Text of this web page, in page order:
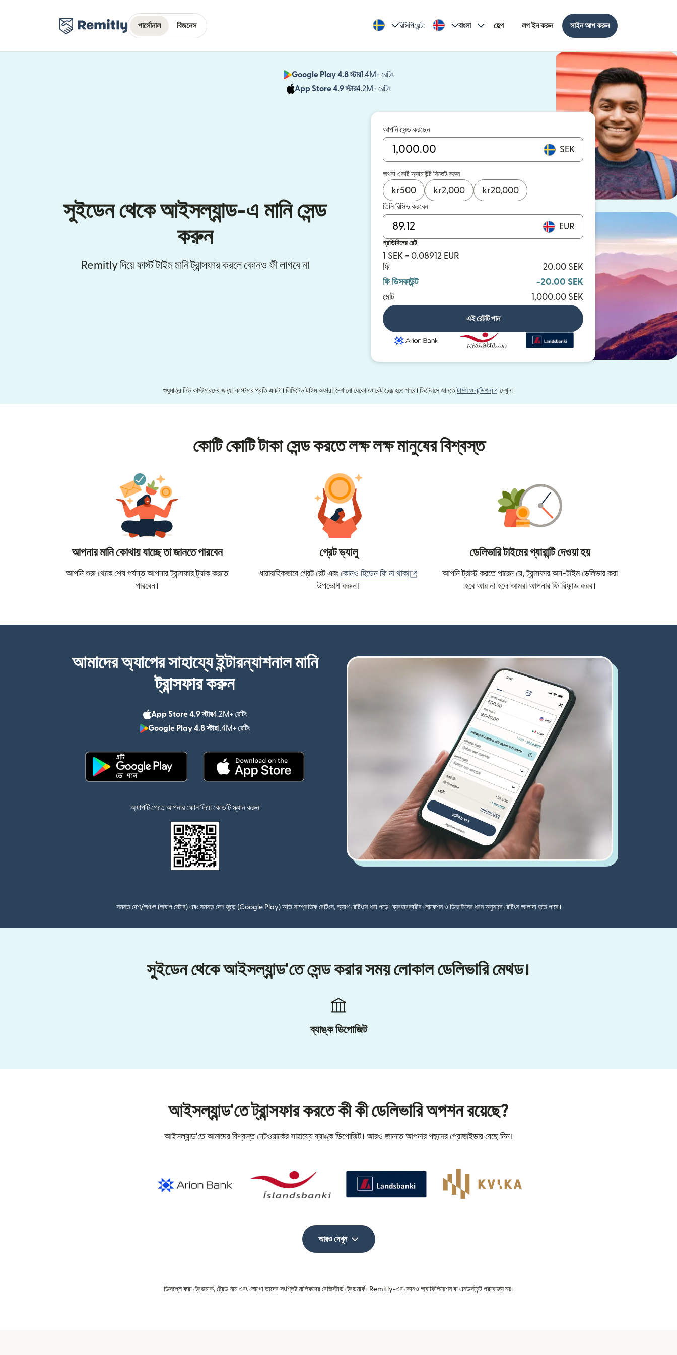
পার্সোনাল বিজনেস রিসিপিয়েন্ট: বাংলা হেল্প লগ ইন করুন সাইন আপ করুন
Google Play 4.8 স্টার1.4M+ রেটিং
App Store 4.9 স্টার4.2M+ রেটিং
সুইডেন থেকে আইসল্যান্ড-এ মানি সেন্ড
করুন
Remitly দিয়ে ফার্স্ট টাইম মানি ট্রান্সফার করলে কোনও ফী লাগবে না
আপনি সেন্ড করছেন
SEK
অথবা একটি অ্যামাউন্ট সিলেক্ট করুন
kr500 kr2,000 kr20,000
তিনি রিসিভ করবেন
EUR
প্রতিদিনের রেট
1 SEK = 0.08912 EUR
ফি
20.00 SEK
ফি ডিসকাউন্ট
-20.00 SEK
মোট
1,000.00 SEK
এই রেটটি পান
এবং আরও
শুধুমাত্র নিউ কাস্টমারদের জন্য। কাস্টমার প্রতি একটা। লিমিটেড টাইম অফার। দেখানো যেকোনও রেট চেঞ্জ হতে পারে। ডিটেলসে জানতেটার্মস ও কন্ডিশন (নতুন উইন্ডোতে খুলবে)
দেখুন।
কোটি কোটি টাকা সেন্ড করতে লক্ষ লক্ষ মানুষের বিশ্বস্ত
আপনার মানি কোথায় যাচ্ছে তা জানতে পারবেন
আপনি শুরু থেকে শেষ পর্যন্ত আপনার ট্রান্সফার ট্র্যাক করতে
পারবেন।
গ্রেট ভ্যালু
ধারাবাহিকভাবে গ্রেট রেট এবং কোনও হিডেন ফি না থাকা
(নতুন উইন্ডোতে খুলবে)
উপভোগ করুন।
ডেলিভারি টাইমের গ্যারান্টি দেওয়া হয়
আপনি ট্রাস্ট করতে পারেন যে, ট্রান্সফার অন-টাইম ডেলিভার করা
হবে আর না হলে আমরা আপনার ফি রিফান্ড করব।
আমাদের অ্যাপের সাহায্যে ইন্টারন্যাশনাল মানি
ট্রান্সফার করুন
App Store 4.9 স্টার4.2M+ রেটিং
Google Play 4.8 স্টার1.4M+ রেটিং
অ্যাপটি পেতে আপনার ফোন দিয়ে কোডটি স্ক্যান করুন
সমস্ত দেশ/অঞ্চল (অ্যাপ স্টোর) এবং সমস্ত দেশ জুড়ে (Google Play) অতি সাম্প্রতিক রেটিংস, অ্যাপ রেটিংসে ধরা পড়ে। ব্যবহারকারীর লোকেশন ও ডিভাইসের ধরন অনুসারে রেটিংস আলাদা হতে পারে।
সুইডেন থেকে আইসল্যান্ড'তে সেন্ড করার সময় লোকাল ডেলিভারি মেথড।
ব্যাঙ্ক ডিপোজিট
আইসল্যান্ড'তে ট্রান্সফার করতে কী কী ডেলিভারি অপশন রয়েছে?
আইসল্যান্ড'তে আমাদের বিশ্বস্ত নেটওয়ার্কের সাহায্যে ব্যাঙ্ক ডিপোজিট। আরও জানতে আপনার পছন্দের প্রোভাইডার বেছে নিন।
আরও দেখুন
ডিসপ্লে করা ট্রেডমার্ক, ট্রেড নাম এবং লোগো তাদের সংশ্লিষ্ট মালিকদের রেজিস্টার্ড ট্রেডমার্ক। Remitly-এর কোনও অ্যাফিলিয়েশন বা এনডর্সমেন্ট প্রযোজ্য নয়।